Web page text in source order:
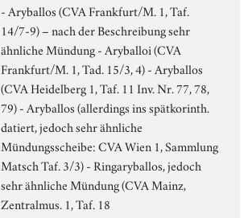
- Aryballos (CVA Frankfurt/M. 1, Taf.
14/7-9) – nach der Beschreibung sehr
ähnliche Mündung - Aryballoi (CVA
Frankfurt/M. 1, Tad. 15/3, 4) - Aryballos
(CVA Heidelberg 1, Taf. 11 Inv. Nr. 77, 78,
79) - Aryballos (allerdings ins spätkorinth.
datiert, jedoch sehr ähnliche
Mündungsscheibe: CVA Wien 1, Sammlung
Matsch Taf. 3/3) - Ringaryballos, jedoch
sehr ähnliche Mündung (CVA Mainz,
Zentralmus. 1, Taf. 18